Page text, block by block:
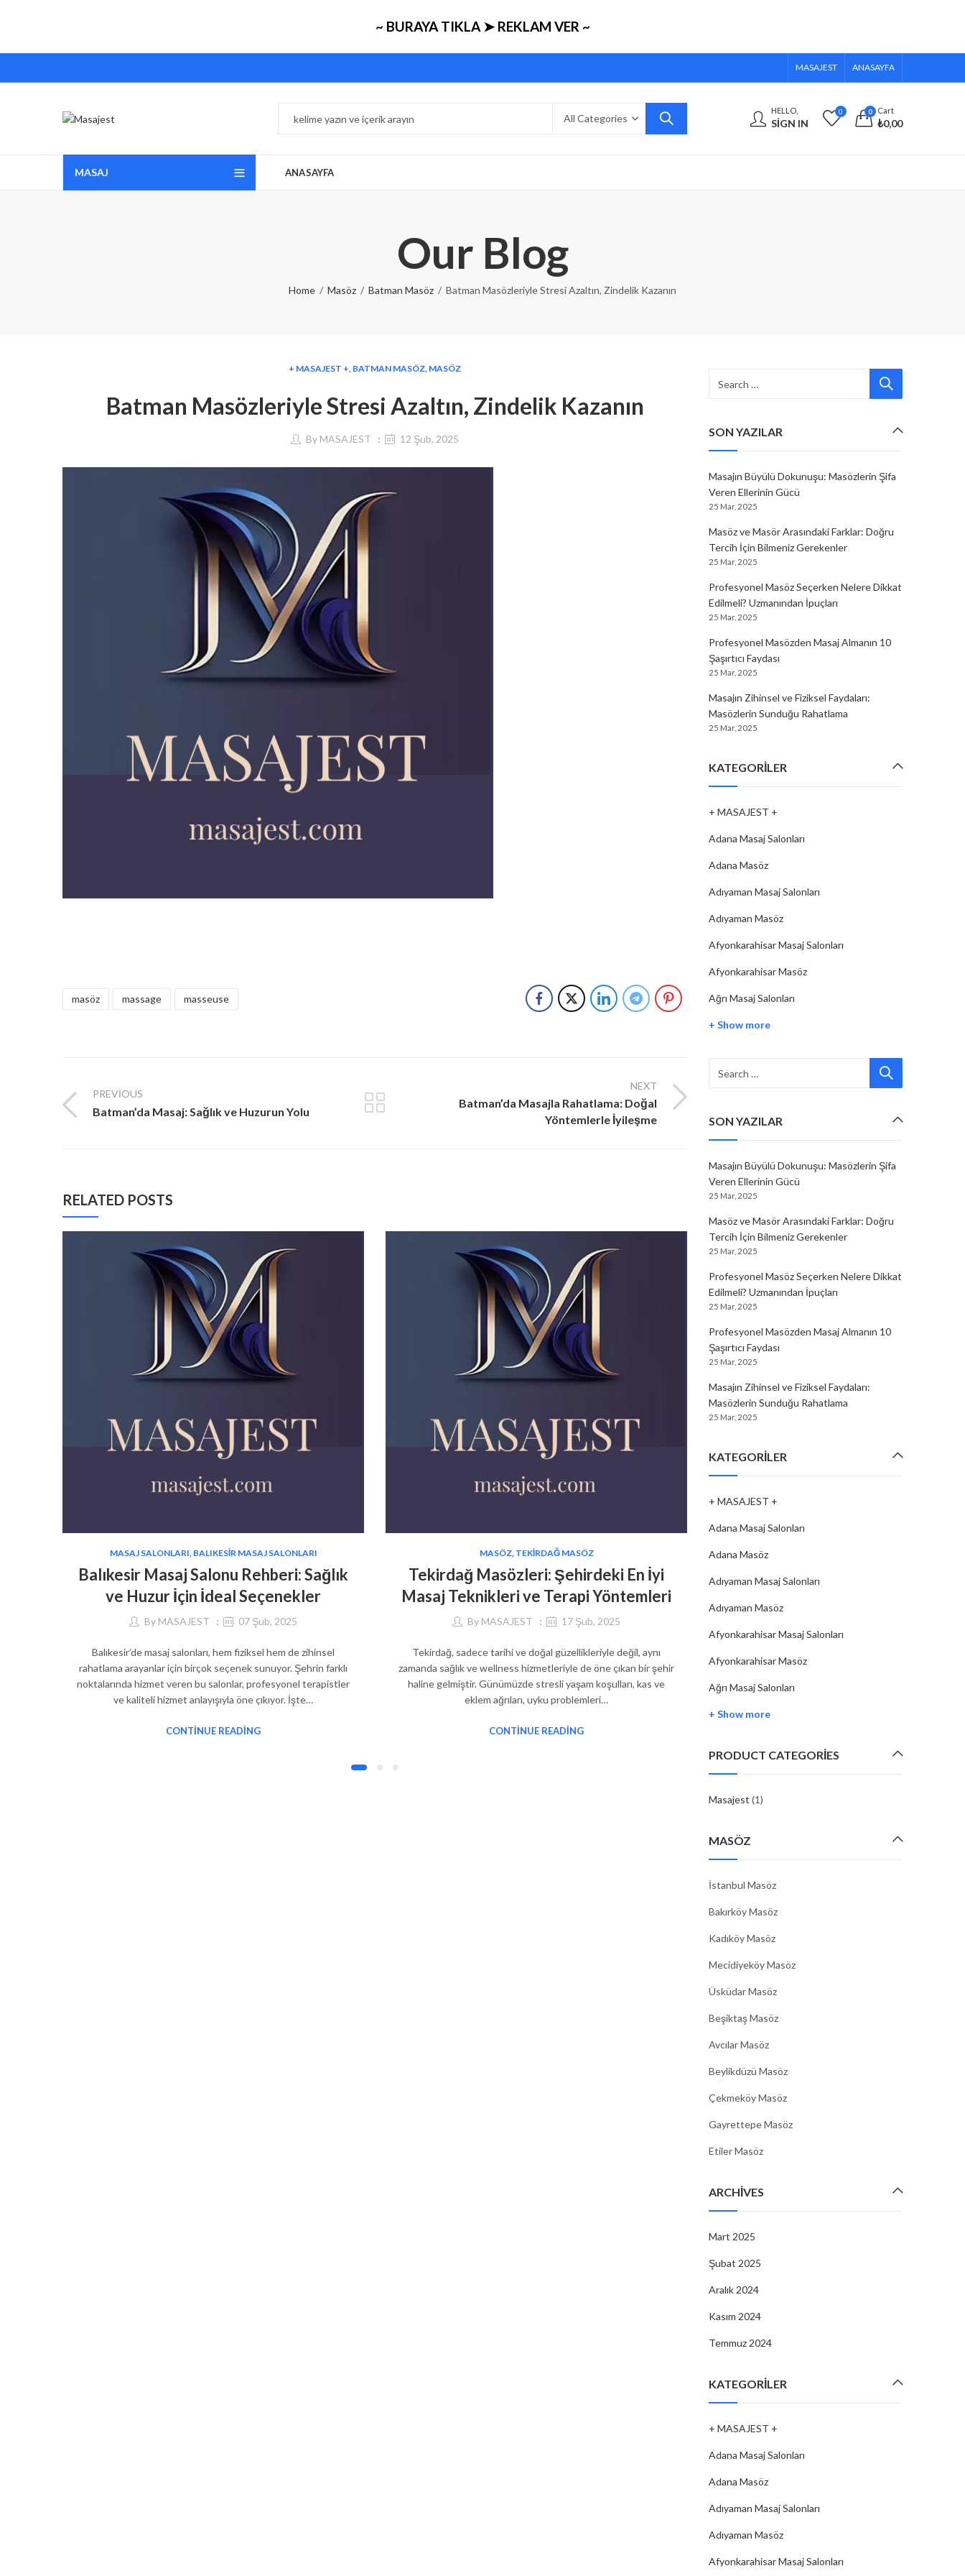
~ BURAYA TIKLA ➤ REKLAM VER ~
MASAJEST ANASAYFA
HELLO,
SIGN IN
0 0 Cart
₺0,00
MASAJ ANASAYFA
Our Blog
Home Masöz Batman Masöz Batman Masözleriyle Stresi Azaltın, Zindelik Kazanın
+ MASAJEST +, BATMAN MASÖZ, MASÖZ
Batman Masözleriyle Stresi Azaltın, Zindelik Kazanın
By MASAJEST 12 Şub, 2025
masöz massage masseuse
PREVIOUS
Batman’da Masaj: Sağlık ve Huzurun Yolu
NEXT
Batman’da Masajla Rahatlama: Doğal
Yöntemlerle İyileşme
RELATED POSTS
MASAJ SALONLARI, BALIKESIR MASAJ SALONLARI
Balıkesir Masaj Salonu Rehberi: Sağlık
ve Huzur İçin İdeal Seçenekler
By MASAJEST 07 Şub, 2025
Balıkesir’de masaj salonları, hem fiziksel hem de zihinsel
rahatlama arayanlar için birçok seçenek sunuyor. Şehrin farklı
noktalarında hizmet veren bu salonlar, profesyonel terapistler
ve kaliteli hizmet anlayışıyla öne çıkıyor. İşte…
CONTINUE READING
MASÖZ, TEKIRDAĞ MASÖZ
Tekirdağ Masözleri: Şehirdeki En İyi
Masaj Teknikleri ve Terapi Yöntemleri
By MASAJEST 17 Şub, 2025
Tekirdağ, sadece tarihi ve doğal güzellikleriyle değil, aynı
zamanda sağlık ve wellness hizmetleriyle de öne çıkan bir şehir
haline gelmiştir. Günümüzde stresli yaşam koşulları, kas ve
eklem ağrıları, uyku problemleri…
CONTINUE READING
Masöz nedir, ne iş yapar ve
yapan kadınlara verilen isimdir. Bu meslek grubunda
kişiler, çeşitli masaj tekniklerini kullanarak insanların
SON YAZILAR
Masajın Büyülü Dokunuşu: Masözlerin Şifa
Veren Ellerinin Gücü
25 Mar, 2025
Masöz ve Masör Arasındaki Farklar: Doğru
Tercih İçin Bilmeniz Gerekenler
25 Mar, 2025
Profesyonel Masöz Seçerken Nelere Dikkat
Edilmeli? Uzmanından İpuçları
25 Mar, 2025
Profesyonel Masözden Masaj Almanın 10
Şaşırtıcı Faydası
25 Mar, 2025
Masajın Zihinsel ve Fiziksel Faydaları:
Masözlerin Sunduğu Rahatlama
25 Mar, 2025
KATEGORILER
+ MASAJEST +
Adana Masaj Salonları
Adana Masöz
Adıyaman Masaj Salonları
Adıyaman Masöz
Afyonkarahisar Masaj Salonları
Afyonkarahisar Masöz
Ağrı Masaj Salonları
+ Show more
SON YAZILAR
Masajın Büyülü Dokunuşu: Masözlerin Şifa
Veren Ellerinin Gücü
25 Mar, 2025
Masöz ve Masör Arasındaki Farklar: Doğru
Tercih İçin Bilmeniz Gerekenler
25 Mar, 2025
Profesyonel Masöz Seçerken Nelere Dikkat
Edilmeli? Uzmanından İpuçları
25 Mar, 2025
Profesyonel Masözden Masaj Almanın 10
Şaşırtıcı Faydası
25 Mar, 2025
Masajın Zihinsel ve Fiziksel Faydaları:
Masözlerin Sunduğu Rahatlama
25 Mar, 2025
KATEGORILER
+ MASAJEST +
Adana Masaj Salonları
Adana Masöz
Adıyaman Masaj Salonları
Adıyaman Masöz
Afyonkarahisar Masaj Salonları
Afyonkarahisar Masöz
Ağrı Masaj Salonları
+ Show more
PRODUCT CATEGORIES
Masajest (1)
MASÖZ
İstanbul Masöz
Bakırköy Masöz
Kadıköy Masöz
Mecidiyeköy Masöz
Üsküdar Masöz
Beşiktaş Masöz
Avcılar Masöz
Beylikdüzü Masöz
Çekmeköy Masöz
Gayrettepe Masöz
Etiler Masöz
ARCHIVES
Mart 2025
Şubat 2025
Aralık 2024
Kasım 2024
Temmuz 2024
KATEGORILER
+ MASAJEST +
Adana Masaj Salonları
Adana Masöz
Adıyaman Masaj Salonları
Adıyaman Masöz
Afyonkarahisar Masaj Salonları